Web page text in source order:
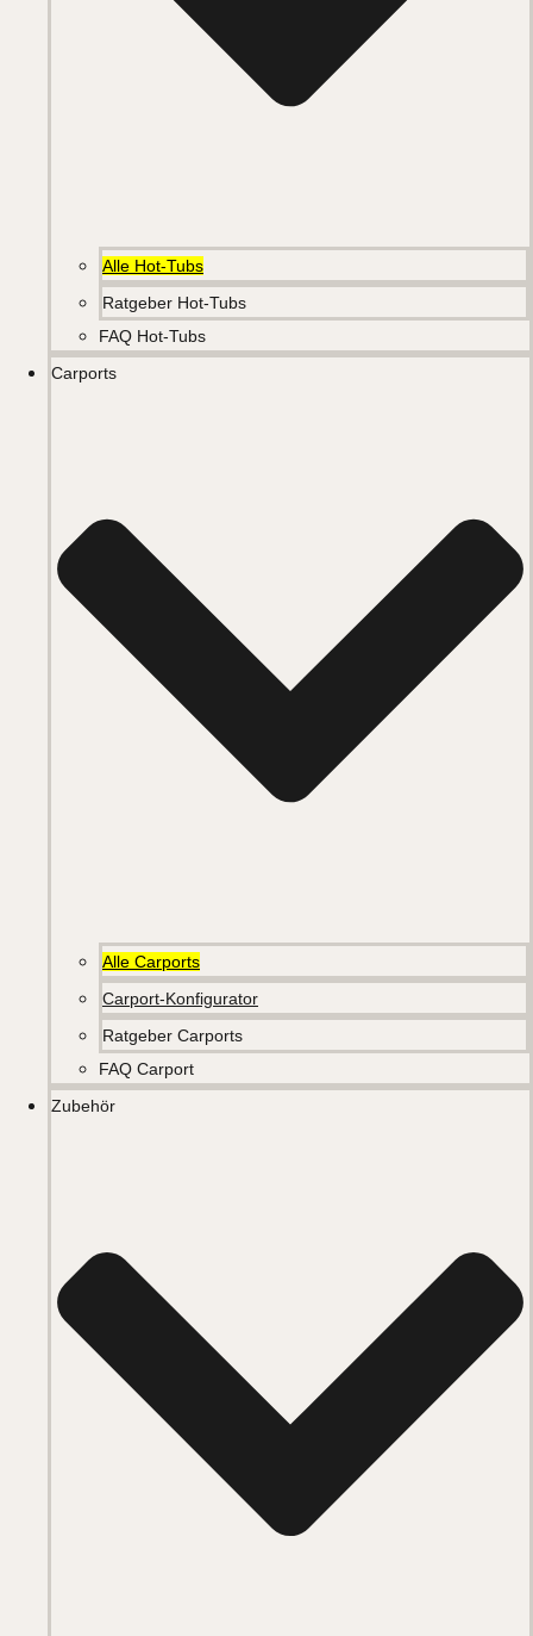
Alle Hot-Tubs
Ratgeber Hot-Tubs
FAQ Hot-Tubs
Carports
Alle Carports
Carport-Konfigurator
Ratgeber Carports
FAQ Carport
Zubehör